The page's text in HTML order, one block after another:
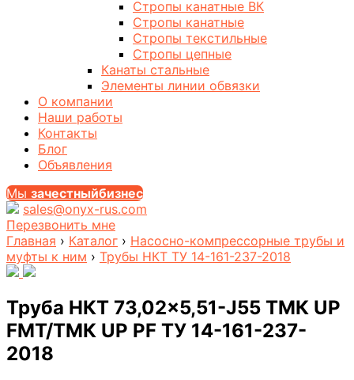
Стропы канатные ВК
Стропы канатные
Стропы текстильные
Стропы цепные
Канаты стальные
Элементы линии обвязки
О компании
Наши работы
Контакты
Блог
Объявления
Мы зачестныйбизнес
sales@onyx-rus.com
Перезвонить мне
Главная › Каталог › Насосно-компрессорные трубы и
муфты к ним › Трубы НКТ ТУ 14-161-237-2018
Труба НКТ 73,02×5,51-J55 ТМК UP
FMT/ТМК UP PF ТУ 14-161-237-
2018